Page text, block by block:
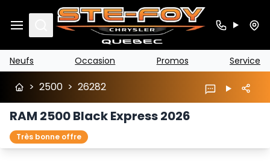
Search
Neufs Occasion Promos Service
> 2500 > 26282
RAM 2500 Black Express 2026
Très bonne offre